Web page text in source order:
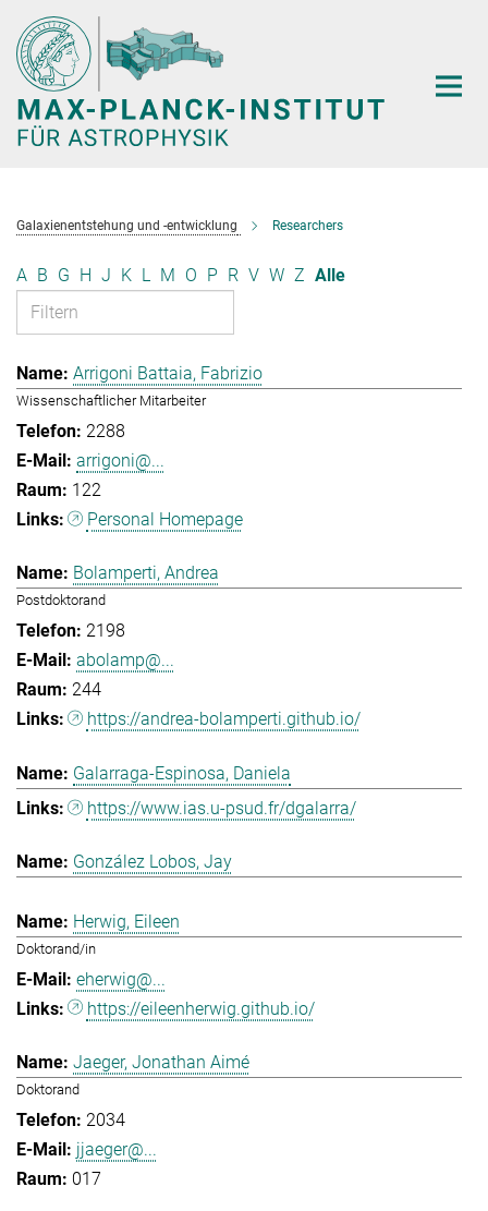
Hauptinhalt
Galaxienentstehung und -entwicklung Researchers
A B G H J K L M O P R V W Z Alle
Arrigoni Battaia, Fabrizio
Wissenschaftlicher Mitarbeiter
2288
arrigoni@...
122
Personal Homepage
Bolamperti, Andrea
Postdoktorand
2198
abolamp@...
244
https://andrea-bolamperti.github.io/
Galarraga-Espinosa, Daniela
https://www.ias.u-psud.fr/dgalarra/
González Lobos, Jay
Herwig, Eileen
Doktorand/in
eherwig@...
https://eileenherwig.github.io/
Jaeger, Jonathan Aimé
Doktorand
2034
jjaeger@...
017